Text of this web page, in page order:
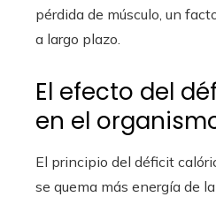
pérdida de músculo, un
a largo plazo.
El efecto del
en el
El principio del déficit
se quema más energía de